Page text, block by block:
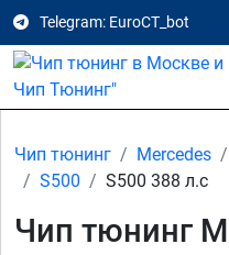
Telegram: EuroCT_bot
Чип тюнинг Mercedes
S500
S500 388 л.с
Чип тюнинг